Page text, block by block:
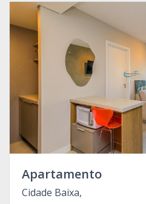
Apartamento
Cidade Baixa,